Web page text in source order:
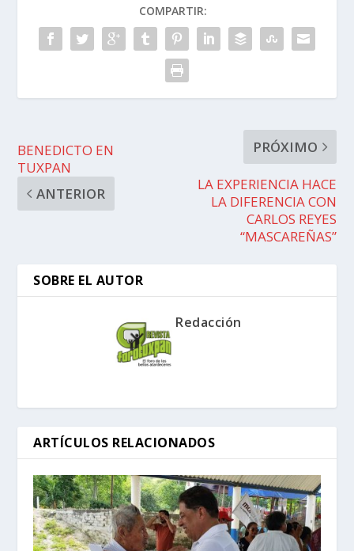
COMPARTIR:
BENEDICTO EN
TUXPAN
ANTERIOR
PRÓXIMO
LA EXPERIENCIA HACE
LA DIFERENCIA CON
CARLOS REYES
“MASCAREÑAS”
SOBRE EL AUTOR
Redacción
ARTÍCULOS RELACIONADOS